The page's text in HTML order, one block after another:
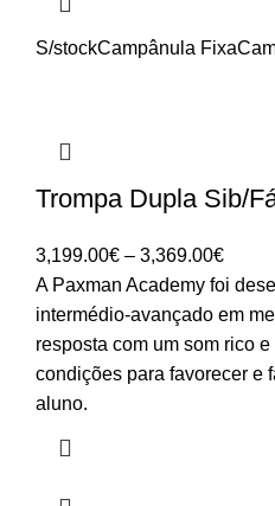
S/stockCampânula Fixa
Trompa Dupla Sib/
3,199.00€ – 3,369.00€Price
range:
A Paxman Academy foi
intermédio-avançado em
resposta com um som rico
condições para favorecer e
aluno.